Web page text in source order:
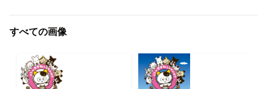
すべての画像